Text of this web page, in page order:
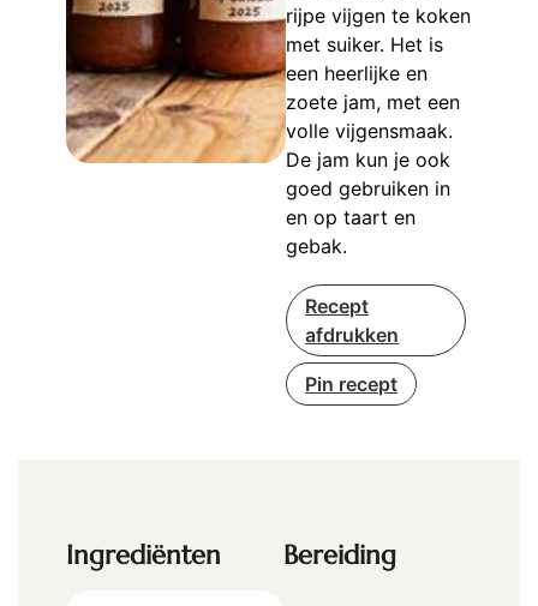
rijpe vijgen te koken
met suiker. Het is
een heerlijke en
zoete jam, met een
volle vijgensmaak.
De jam kun je ook
goed gebruiken in
en op taart en
gebak.
Recept
afdrukken
Pin recept
Ingrediënten Bereiding